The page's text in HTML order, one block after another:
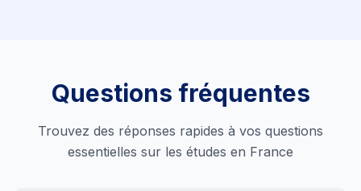
Questions fréquentes
Trouvez des réponses rapides à vos questions
essentielles sur les études en France